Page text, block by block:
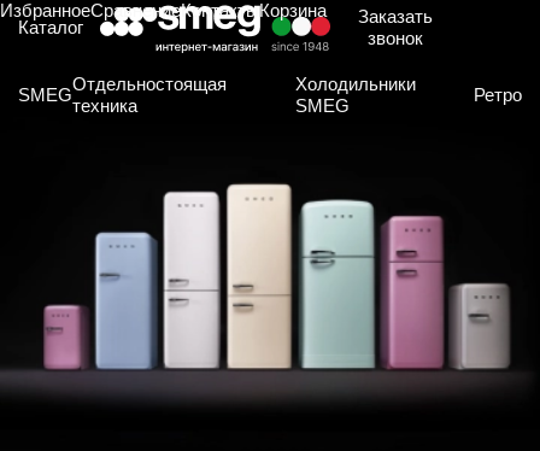
Каталог
Заказать
звонок
ИзбранноеСравнениеКонтактыКорзина
SMEG
Отдельностоящая
техника
Холодильники
SMEG
Ретро